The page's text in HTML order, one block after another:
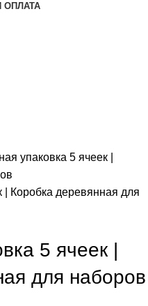
ОПЛАТА
упаковка 5 ячеек |
5 ячеек |
для наборов